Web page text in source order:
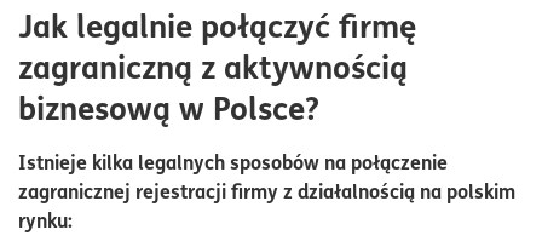
Jak legalnie połączyć firmę
zagraniczną z aktywnością
biznesową w Polsce?
Istnieje kilka legalnych sposobów na połączenie
zagranicznej rejestracji firmy z działalnością na polskim
rynku: